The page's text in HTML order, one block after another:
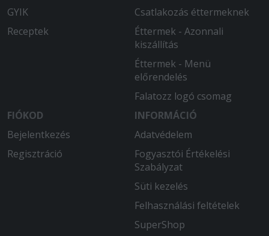
GYIK
Receptek
Csatlakozás éttermeknek
Éttermek - Azonnali
kiszállítás
Éttermek - Menü
előrendelés
Falatozz logó csomag
FIÓKOD
Bejelentkezés
Regisztráció
INFORMÁCIÓ
Adatvédelem
Fogyasztói Értékelési
Szabályzat
Süti kezelés
Felhasználási feltételek
SuperShop